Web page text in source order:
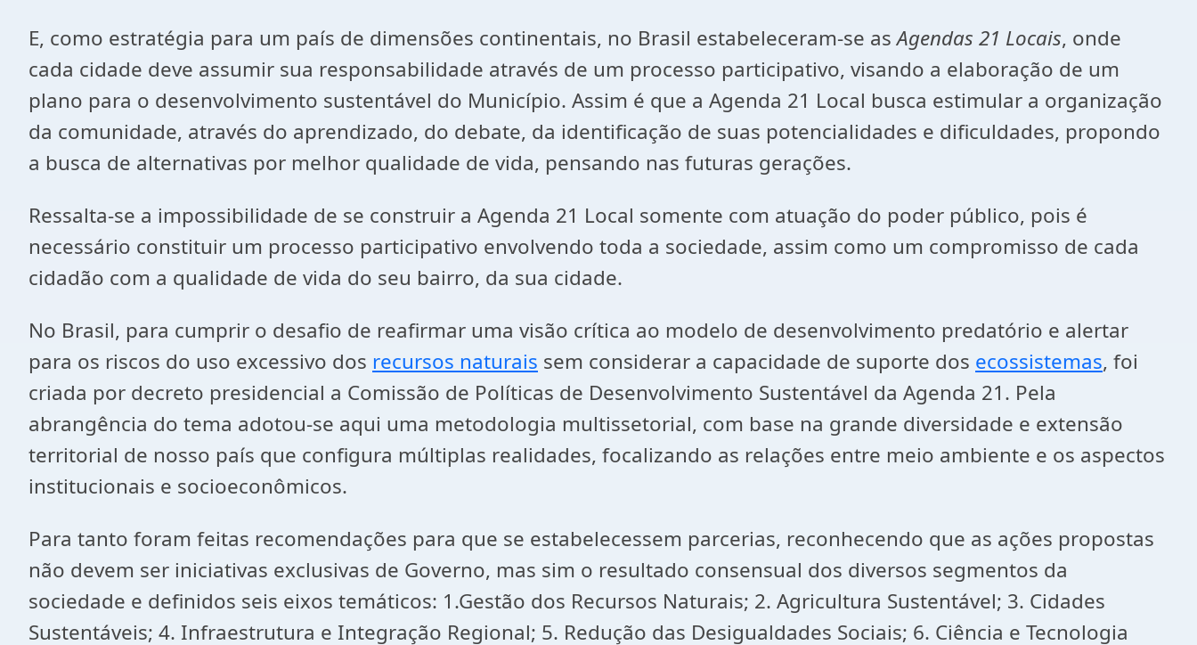
E, como estratégia para um país de dimensões continentais, no Brasil estabeleceram-se asAgendas 21 Locais, onde
cada cidade deve assumir sua responsabilidade através de um processo participativo, visando a elaboração de um
plano para o desenvolvimento sustentável do Município. Assim é que a Agenda 21 Local busca estimular a organização
da comunidade, através do aprendizado, do debate, da identificação de suas potencialidades e dificuldades, propondo
a busca de alternativas por melhor qualidade de vida, pensando nas futuras gerações.
Ressalta-se a impossibilidade de se construir a Agenda 21 Local somente com atuação do poder público, pois é
necessário constituir um processo participativo envolvendo toda a sociedade, assim como um compromisso de cada
cidadão com a qualidade de vida do seu bairro, da sua cidade.
No Brasil, para cumprir o desafio de reafirmar uma visão crítica ao modelo de desenvolvimento predatório e alertar
para os riscos do uso excessivo dos recursos naturais sem considerar a capacidade de suporte dos ecossistemas, foi
criada por decreto presidencial a Comissão de Políticas de Desenvolvimento Sustentável da Agenda 21. Pela
abrangência do tema adotou-se aqui uma metodologia multissetorial, com base na grande diversidade e extensão
territorial de nosso país que configura múltiplas realidades, focalizando as relações entre meio ambiente e os aspectos
institucionais e socioeconômicos.
Para tanto foram feitas recomendações para que se estabelecessem parcerias, reconhecendo que as ações propostas
não devem ser iniciativas exclusivas de Governo, mas sim o resultado consensual dos diversos segmentos da
sociedade e definidos seis eixos temáticos: 1.Gestão dos Recursos Naturais; 2. Agricultura Sustentável; 3. Cidades
Sustentáveis; 4. Infraestrutura e Integração Regional; 5. Redução das Desigualdades Sociais; 6. Ciência e Tecnologia